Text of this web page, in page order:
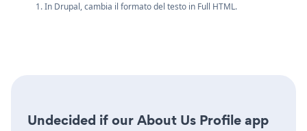
1. In Drupal, cambia il formato del testo in Full HTML.
Undecided if our About Us Profile app